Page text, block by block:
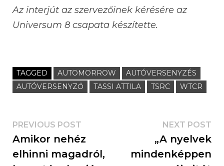
Az interjút azszervezőinek kérésére az
Universum 8 csapata készítette.
TAGGED AUTOMORROW
AUTÓVERSENYZÉS
AUTÓVERSENYZŐ
TASSI ATTILA TSRC WTCR
PREVIOUS POST
Amikor nehéz
elhinni magadról,
NEXT POST
„A nyelvek
mindenképpen